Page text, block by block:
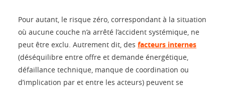
Pour autant, le risque zéro, correspondant à la situation
où aucune couche n’a arrêté l’accident systémique, ne
peut être exclu. Autrement dit, des facteurs internes
(déséquilibre entre offre et demande énergétique,
défaillance technique, manque de coordination ou
d’implication par et entre les acteurs) peuvent se